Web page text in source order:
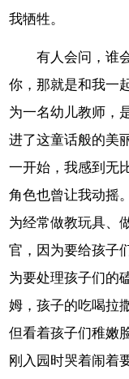
我牺牲。
有人会问，谁
你，那就是和我一
为一名幼儿教师，
进了这童话般的美
一开始，我感到无
角色也曾让我动摇
为经常做教玩具、
官，因为要给孩子
为要处理孩子们的
姆，孩子的吃喝拉
但看着孩子们稚嫩
刚入园时哭着闹着